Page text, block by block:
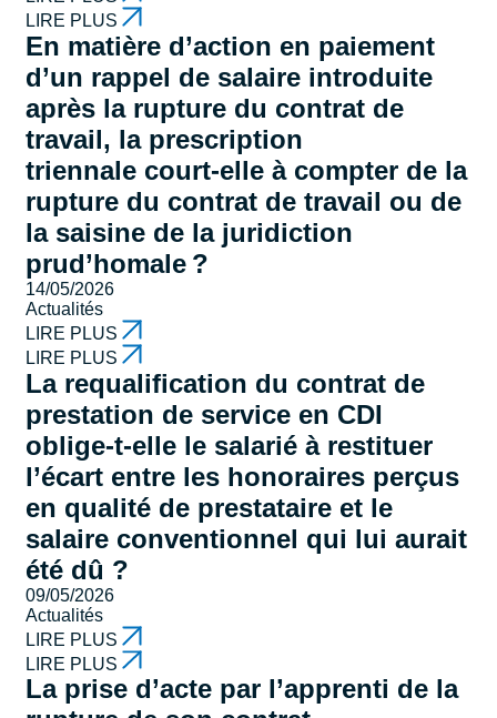
LIRE PLUS
En matière d’action en paiement
d’un rappel de salaire introduite
après la rupture du contrat de
travail, la prescription
triennale court-elle à compter de la
rupture du contrat de travail ou de
la saisine de la juridiction
prud’homale ?
14/05/2026
Actualités
LIRE PLUS
LIRE PLUS
La requalification du contrat de
prestation de service en CDI
oblige-t-elle le salarié à restituer
l’écart entre les honoraires perçus
en qualité de prestataire et le
salaire conventionnel qui lui aurait
été dû ?
09/05/2026
Actualités
LIRE PLUS
LIRE PLUS
La prise d’acte par l’apprenti de la